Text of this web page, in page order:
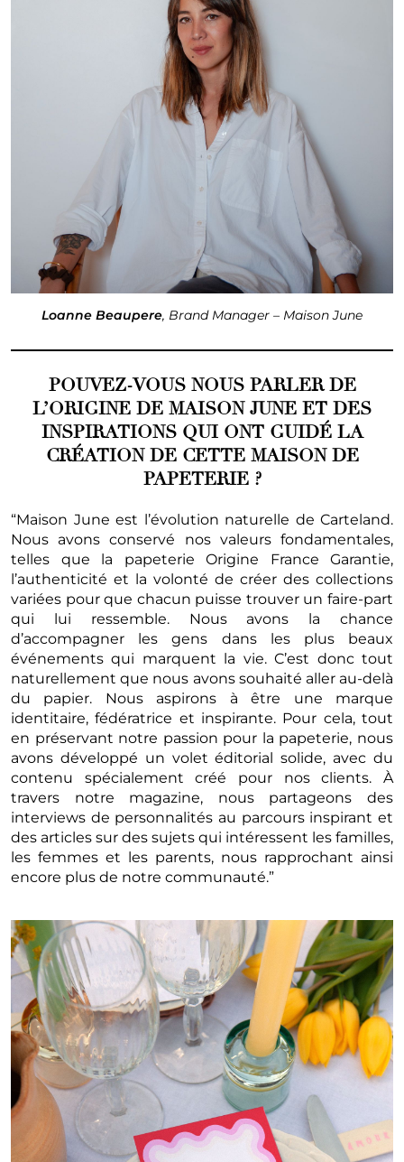
Loanne Beaupere, Brand Manager – Maison June
POUVEZ-VOUS NOUS PARLER DE
L’ORIGINE DE MAISON JUNE ET DES
INSPIRATIONS QUI ONT GUIDÉ LA
CRÉATION DE CETTE MAISON DE
PAPETERIE ?
“Maison June est l’évolution naturelle de Carteland.
Nous avons conservé nos valeurs fondamentales,
telles que la papeterie Origine France Garantie,
l’authenticité et la volonté de créer des collections
variées pour que chacun puisse trouver un faire-part
qui lui ressemble. Nous avons la chance
d’accompagner les gens dans les plus beaux
événements qui marquent la vie. C’est donc tout
naturellement que nous avons souhaité aller au-delà
du papier. Nous aspirons à être une marque
identitaire, fédératrice et inspirante. Pour cela, tout
en préservant notre passion pour la papeterie, nous
avons développé un volet éditorial solide, avec du
contenu spécialement créé pour nos clients. À
travers notre magazine, nous partageons des
interviews de personnalités au parcours inspirant et
des articles sur des sujets qui intéressent les familles,
les femmes et les parents, nous rapprochant ainsi
encore plus de notre communauté.”